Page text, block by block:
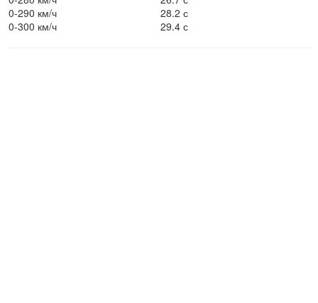
0-290 км/ч
28.2 с
0-300 км/ч
29.4 с